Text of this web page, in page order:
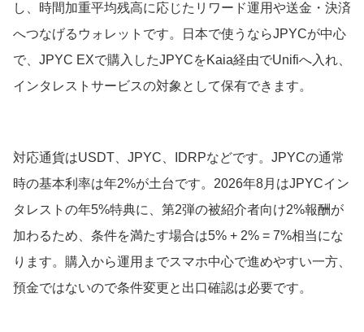
し、時間加重平均残高に応じたリワード運用や送金・決済
へつなげるウォレットです。日本で使うならJPYCが中心
で、JPYC EXで購入したJPYCをKaia経由でUnifiへ入れ、
インタレストサービスの対象として保有できます。
対応通貨はUSDT、JPYC、IDRPなどです。JPYCの通常
時の基本利率は年2%が土台です。2026年8月はJPYCイン
タレストの年5%特典に、第2弾の被紹介者向け2%報酬が
加わるため、条件を満たす場合は5% + 2% = 7%相当にな
ります。購入から運用までスマホ中心で進めやすい一方、
預金ではないので条件変更と出口確認は必要です。